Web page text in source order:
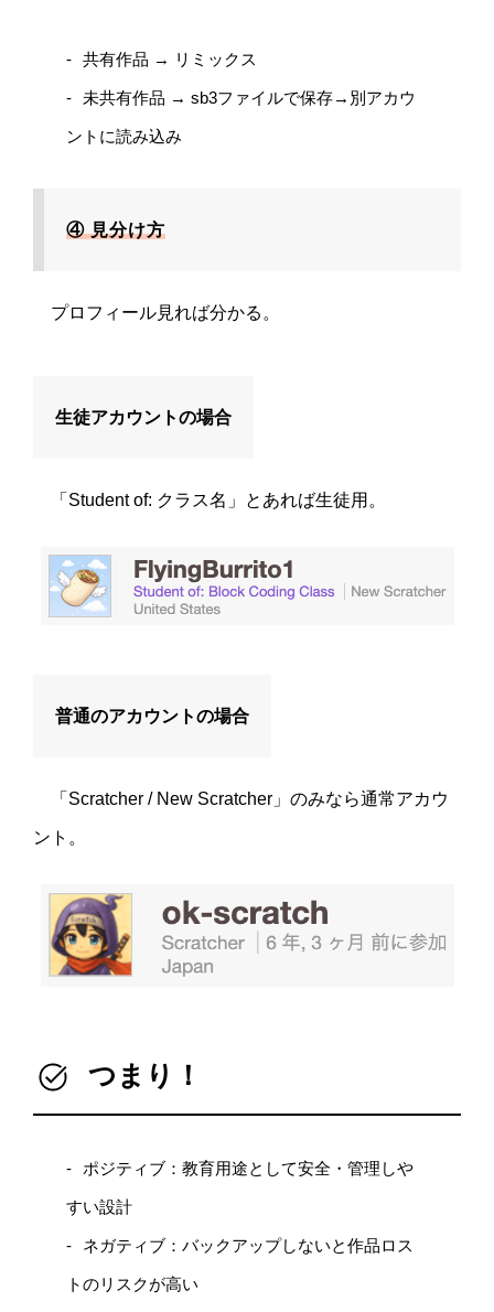
共有作品 → リミックス
未共有作品 → sb3ファイルで保存→別アカウ
ントに読み込み
④ 見分け方
プロフィール見れば分かる。
生徒アカウントの場合
「Student of: クラス名」とあれば生徒用。
普通のアカウントの場合
「Scratcher / New Scratcher」のみなら通常アカウ
ント。
つまり！
ポジティブ：教育用途として安全・管理しや
すい設計
ネガティブ：バックアップしないと作品ロス
トのリスクが高い